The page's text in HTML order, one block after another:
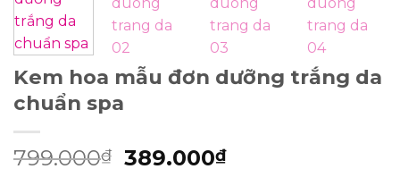
Kem hoa mẫu đơn dưỡng trắng da
chuẩn spa
799.000₫
Giá
389.000₫Giá